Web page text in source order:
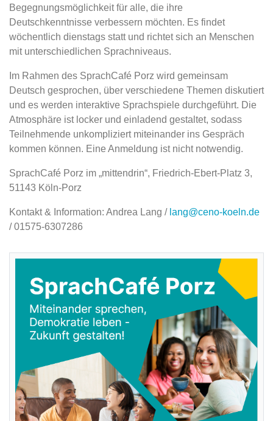
Begegnungsmöglichkeit für alle, die ihre
Deutschkenntnisse verbessern möchten. Es findet
wöchentlich dienstags statt und richtet sich an Menschen
mit unterschiedlichen Sprachniveaus.
Im Rahmen des SprachCafé Porz wird gemeinsam
Deutsch gesprochen, über verschiedene Themen diskutiert
und es werden interaktive Sprachspiele durchgeführt. Die
Atmosphäre ist locker und einladend gestaltet, sodass
Teilnehmende unkompliziert miteinander ins Gespräch
kommen können. Eine Anmeldung ist nicht notwendig.
SprachCafé Porz im „mittendrin“, Friedrich-Ebert-Platz 3,
51143 Köln-Porz
Kontakt & Information: Andrea Lang / lang@ceno-koeln.de
/ 01575-6307286